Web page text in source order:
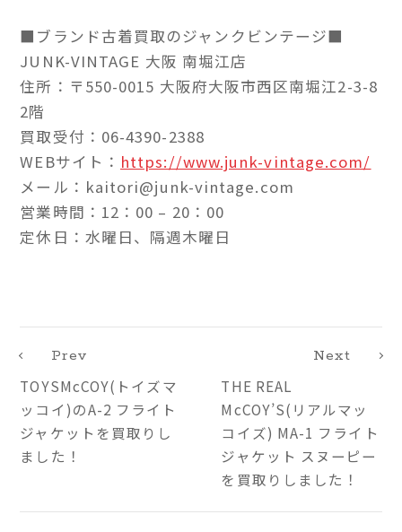
■ブランド古着買取のジャンクビンテージ■
JUNK-VINTAGE 大阪 南堀江店
住所：〒550-0015 大阪府大阪市西区南堀江2-3-8
2階
買取受付：06-4390-2388
WEBサイト： https://www.junk-vintage.com/
メール：kaitori@junk-vintage.com
営業時間：12：00 – 20：00
定休日：水曜日、隔週木曜日
Prev
TOYSMcCOY(トイズマ
ッコイ)のA-2 フライト
ジャケットを買取りし
ました！
Next
THE REAL
McCOY’S(リアルマッ
コイズ) MA-1 フライト
ジャケット スヌーピー
を買取りしました！